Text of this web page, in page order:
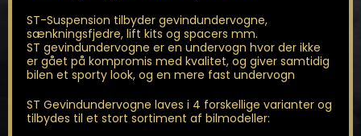
ST-Suspension tilbyder gevindundervogne,
sænkningsfjedre, lift kits og spacers mm.
ST gevindundervogne er en undervogn hvor der ikke
er gået på kompromis med kvalitet, og giver samtidig
bilen et sporty look, og en mere fast undervogn
ST Gevindundervogne laves i 4 forskellige varianter og
tilbydes til et stort sortiment af bilmodeller: